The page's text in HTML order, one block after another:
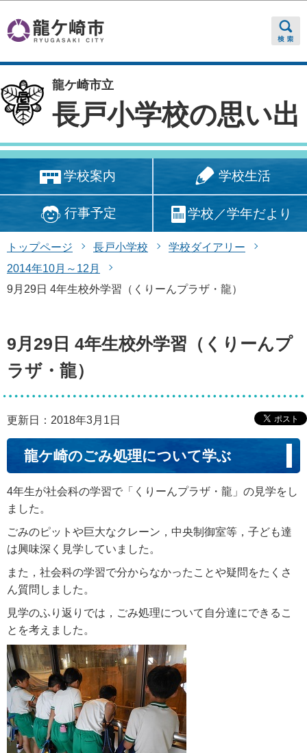
龍ケ崎市立
長戸小学校の思い出
学校案内 学校生活
行事予定 学校／学年だより
トップページ 長戸小学校
学校ダイアリー
2014年10月～12月
9月29日 4年生校外学習（くりーんプラザ・龍）
9月29日 4年生校外学習（くりーんプ
ラザ・龍）
更新日：2018年3月1日
龍ケ崎のごみ処理について学ぶ
4年生が社会科の学習で「くりーんプラザ・龍」の見学をし
ました。
ごみのピットや巨大なクレーン，中央制御室等，子ども達
は興味深く見学していました。
また，社会科の学習で分からなかったことや疑問をたくさ
ん質問しました。
見学のふり返りでは，ごみ処理について自分達にできるこ
とを考えました。